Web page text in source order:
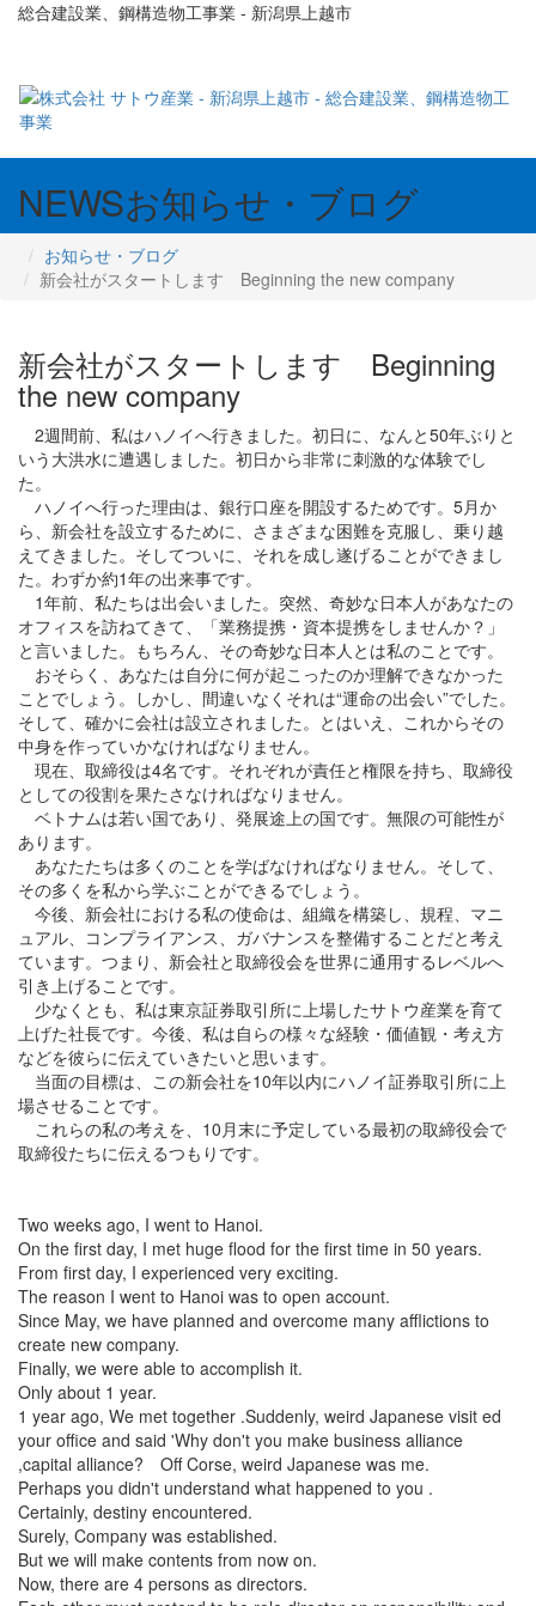
総合建設業、鋼構造物工事業 - 新潟県上越市
NEWSお知らせ・ブログ
お知らせ・ブログ
新会社がスタートします Beginning the new company
新会社がスタートします Beginning
the new company
2週間前、私はハノイへ行きました。初日に、なんと50年ぶりと
いう大洪水に遭遇しました。初日から非常に刺激的な体験でし
た。
ハノイへ行った理由は、銀行口座を開設するためです。5月か
ら、新会社を設立するために、さまざまな困難を克服し、乗り越
えてきました。そしてついに、それを成し遂げることができまし
た。わずか約1年の出来事です。
1年前、私たちは出会いました。突然、奇妙な日本人があなたの
オフィスを訪ねてきて、「業務提携・資本提携をしませんか？」
と言いました。もちろん、その奇妙な日本人とは私のことです。
おそらく、あなたは自分に何が起こったのか理解できなかった
ことでしょう。しかし、間違いなくそれは“運命の出会い”でした。
そして、確かに会社は設立されました。とはいえ、これからその
中身を作っていかなければなりません。
現在、取締役は4名です。それぞれが責任と権限を持ち、取締役
としての役割を果たさなければなりません。
ベトナムは若い国であり、発展途上の国です。無限の可能性が
あります。
あなたたちは多くのことを学ばなければなりません。そして、
その多くを私から学ぶことができるでしょう。
今後、新会社における私の使命は、組織を構築し、規程、マニ
ュアル、コンプライアンス、ガバナンスを整備することだと考え
ています。つまり、新会社と取締役会を世界に通用するレベルへ
引き上げることです。
少なくとも、私は東京証券取引所に上場したサトウ産業を育て
上げた社長です。今後、私は自らの様々な経験・価値観・考え方
などを彼らに伝えていきたいと思います。
当面の目標は、この新会社を10年以内にハノイ証券取引所に上
場させることです。
これらの私の考えを、10月末に予定している最初の取締役会で
取締役たちに伝えるつもりです。
Two weeks ago, I went to Hanoi.
On the first day, I met huge flood for the first time in 50 years.
From first day, I experienced very exciting.
The reason I went to Hanoi was to open account.
Since May, we have planned and overcome many afflictions to
create new company.
Finally, we were able to accomplish it.
Only about 1 year.
1 year ago, We met together .Suddenly, weird Japanese visit ed
your office and said 'Why don't you make business alliance
,capital alliance? Off Corse, weird Japanese was me.
Perhaps you didn't understand what happened to you .
Certainly, destiny encountered.
Surely, Company was established.
But we will make contents from now on.
Now, there are 4 persons as directors.